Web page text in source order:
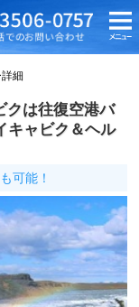
細
クは往復空港バ
キャビク＆ヘル
可能！